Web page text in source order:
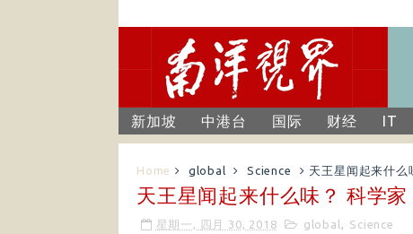
新加坡 中港台 国际 财经 IT
Home global Science 天王星闻起来什么
天王星闻起来什么味？ 科学
星期一, 四月 30, 2018 global , Science